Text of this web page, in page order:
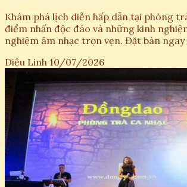
Khám phá lịch diễn hấp dẫn tại phòng
điểm nhấn độc đáo và những kinh
nghiệm âm nhạc trọn vẹn. Đặt bàn ngay
Diệu Linh 10/07/2026